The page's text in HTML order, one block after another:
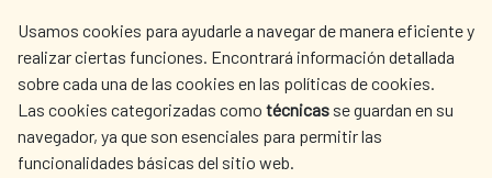
Usamos cookies para ayudarle a navegar de manera eficiente y
realizar ciertas funciones. Encontrará información detallada
sobre cada una de las cookies en las políticas de cookies.
Las cookies categorizadas como técnicas se guardan en su
navegador, ya que son esenciales para permitir las
funcionalidades básicas del sitio web.
AECID
WHERE DO WE COOPERATE?
SPANISH HUMANITARIAN
ACTION
PRESS ROOM